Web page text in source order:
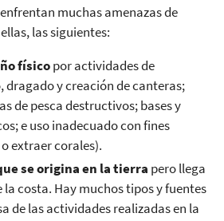
muchas amenazas de
las siguientes:
físicopor actividades de
dragado y creación de canteras;
de pesca destructivos; bases y
e uso inadecuado con fines
extraer corales).
se origina en la tierra pero llega
la costa. Hay muchos tipos y fuentes
de las actividades realizadas en la